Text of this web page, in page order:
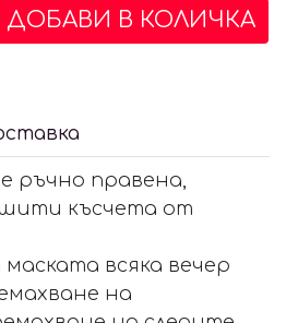
ДОБАВИ В КОЛИЧКА
ръчно правена,
късчета от
всяка вечер
на